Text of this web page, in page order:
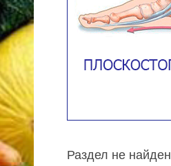
Раздел не найден